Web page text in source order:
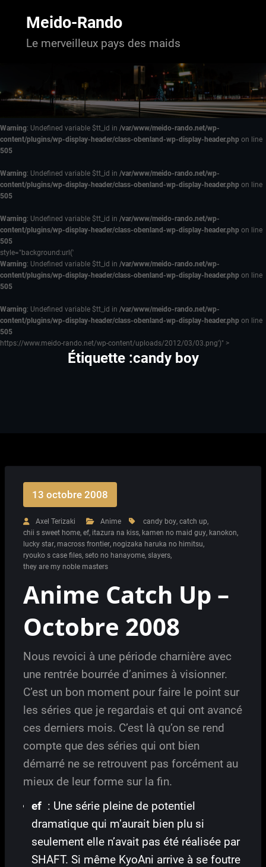
Meido-Rando
Le merveilleux pays des maids
Warning: Undefined variable $tt_id in /var/www/meido-rando.net/wp-
content/plugins/wp-display-header/class-obenland-wp-display-header.php on line
505
Warning: Undefined variable $tt_id in /var/www/meido-rando.net/wp-
content/plugins/wp-display-header/class-obenland-wp-display-header.php on line
505
Warning: Undefined variable $tt_id in /var/www/meido-rando.net/wp-
content/plugins/wp-display-header/class-obenland-wp-display-header.php on line
505
style="background:url('
Warning: Undefined variable $tt_id in /var/www/meido-rando.net/wp-
content/plugins/wp-display-header/class-obenland-wp-display-header.php on line
505
Warning: Undefined variable $tt_id in /var/www/meido-rando.net/wp-
content/plugins/wp-display-header/class-obenland-wp-display-header.php on line
505
https://www.meido-rando.net/wp-content/uploads/2012/03/03.png')" >
Étiquette :candy boy
13 octobre 2008
Axel Terizaki Anime candy boy, catch up,
chii s sweet home, ef, itazura na kiss, kamen no maid guy, kanokon,
lucky star, macross frontier, nogizaka haruka no himitsu,
ryouko s case files, seto no hanayome, slayers,
they are my noble masters
Anime Catch Up –
Octobre 2008
Nous revoici à une période charnière avec
une rentrée bourrée d’animes à visionner.
C’est un bon moment pour faire le point sur
les séries que je regardais et qui ont avancé
ces derniers mois. C’est là qu’on se rend
compte que des séries qui ont bien
démarré ne se retrouvent pas forcément au
mieux de leur forme sur la fin.
ef : Une série pleine de potentiel
dramatique qui m’aurait bien plu si
seulement elle n’avait pas été réalisée par
SHAFT. Si même KyoAni arrive à se foutre